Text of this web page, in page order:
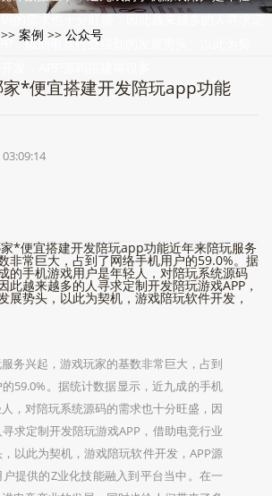
，借助电竞行业强劲的发展势头，以此为契
>> 案例 >> 公众号
*便宜搭建开发陪玩app功能
*便宜搭建开发陪玩app功能近年来陪玩服务
非常巨大，占到了网络手机用户的59.0%。据
的手机游戏用户是年轻人，对陪玩系统源码
此越来越多的人寻求定制开发陪玩游戏APP，
展势头，以此为契机，游戏陪玩软件开发，
务兴起，游戏玩家的基数非常巨大，占到
59.0%。据统计数据显示，近九成的手机
，对陪玩系统源码的需求也十分旺盛，因
求定制开发陪玩游戏APP，借助电竞行业
以此为契机，游戏陪玩软件开发，APP源
提供的Z业化技能融入到平台当中。在一